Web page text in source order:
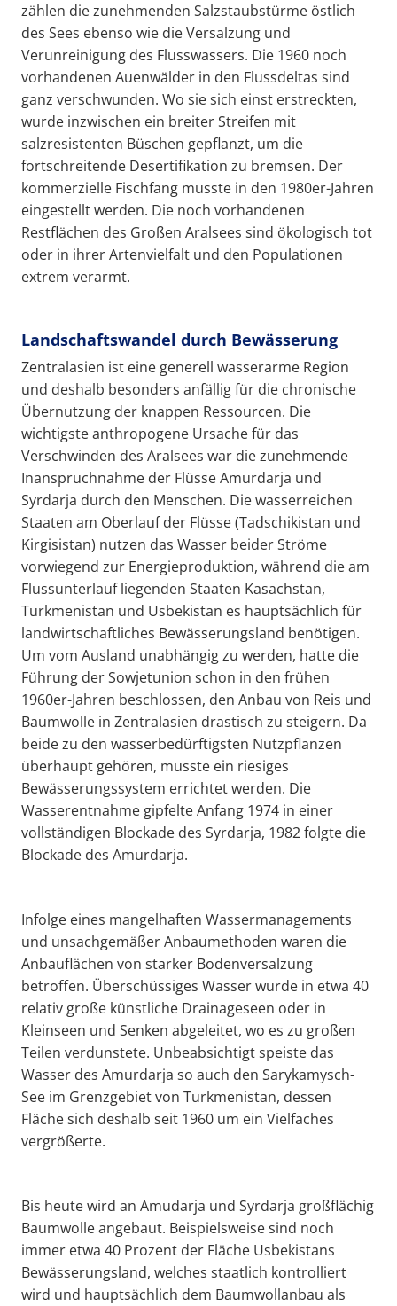
zählen die zunehmenden Salzstaubstürme östlich
des Sees ebenso wie die Versalzung und
Verunreinigung des Flusswassers. Die 1960 noch
vorhandenen Auenwälder in den Flussdeltas sind
ganz verschwunden. Wo sie sich einst erstreckten,
wurde inzwischen ein breiter Streifen mit
salzresistenten Büschen gepflanzt, um die
fortschreitende Desertifikation zu bremsen. Der
kommerzielle Fischfang musste in den 1980er-Jahren
eingestellt werden. Die noch vorhandenen
Restflächen des Großen Aralsees sind ökologisch tot
oder in ihrer Artenvielfalt und den Populationen
extrem verarmt.
Landschaftswandel durch Bewässerung
Zentralasien ist eine generell wasserarme Region
und deshalb besonders anfällig für die chronische
Übernutzung der knappen Ressourcen. Die
wichtigste anthropogene Ursache für das
Verschwinden des Aralsees war die zunehmende
Inanspruchnahme der Flüsse Amurdarja und
Syrdarja durch den Menschen. Die wasserreichen
Staaten am Oberlauf der Flüsse (Tadschikistan und
Kirgisistan) nutzen das Wasser beider Ströme
vorwiegend zur Energieproduktion, während die am
Flussunterlauf liegenden Staaten Kasachstan,
Turkmenistan und Usbekistan es hauptsächlich für
landwirtschaftliches Bewässerungsland benötigen.
Um vom Ausland unabhängig zu werden, hatte die
Führung der Sowjetunion schon in den frühen
1960er-Jahren beschlossen, den Anbau von Reis und
Baumwolle in Zentralasien drastisch zu steigern. Da
beide zu den wasserbedürftigsten Nutzpflanzen
überhaupt gehören, musste ein riesiges
Bewässerungssystem errichtet werden. Die
Wasserentnahme gipfelte Anfang 1974 in einer
vollständigen Blockade des Syrdarja, 1982 folgte die
Blockade des Amurdarja.
Infolge eines mangelhaften Wassermanagements
und unsachgemäßer Anbaumethoden waren die
Anbauflächen von starker Bodenversalzung
betroffen. Überschüssiges Wasser wurde in etwa 40
relativ große künstliche Drainageseen oder in
Kleinseen und Senken abgeleitet, wo es zu großen
Teilen verdunstete. Unbeabsichtigt speiste das
Wasser des Amurdarja so auch den Sarykamysch-
See im Grenzgebiet von Turkmenistan, dessen
Fläche sich deshalb seit 1960 um ein Vielfaches
vergrößerte.
Bis heute wird an Amudarja und Syrdarja großflächig
Baumwolle angebaut. Beispielsweise sind noch
immer etwa 40 Prozent der Fläche Usbekistans
Bewässerungsland, welches staatlich kontrolliert
wird und hauptsächlich dem Baumwollanbau als